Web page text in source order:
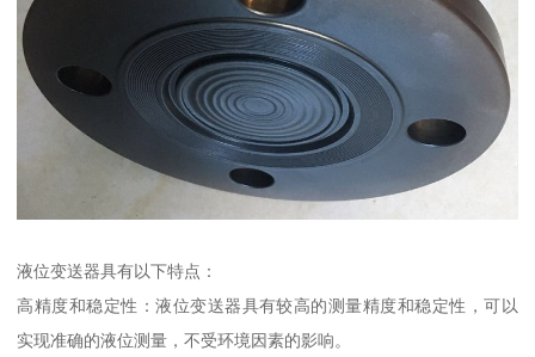
液位变送器具有以下特点：
高精度和稳定性：液位变送器具有较高的测量精度和稳定性，可以
实现准确的液位测量，不受环境因素的影响。